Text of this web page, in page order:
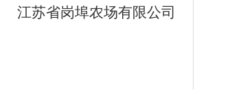
江苏省岗埠农场有限公司